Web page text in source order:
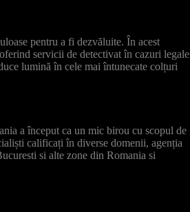
pentru a fi dezvăluite. În acest
servicii de detectivat în cazuri legale
lumină în cele mai întunecate colțuri
a început ca un mic birou cu scopul de
calificați în diverse domenii, agenția
si alte zone din Romania si